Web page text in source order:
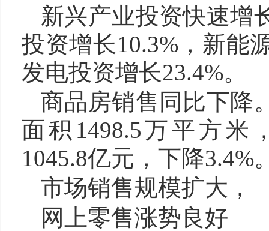
新兴产业投资快速增
投资增长10.3%，新能
发电投资增长23.4%。
商品房销售同比下降
面积1498.5万平方米
1045.8亿元，下降3.4%
市场销售规模扩大，
网上零售涨势良好